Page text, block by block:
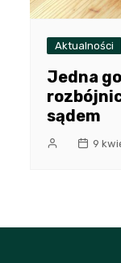
Aktualności
Jedna
sądem
9